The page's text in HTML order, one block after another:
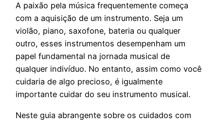
A paixão pela música frequentemente começa
com a aquisição de um instrumento. Seja um
violão, piano, saxofone, bateria ou qualquer
outro, esses instrumentos desempenham um
papel fundamental na jornada musical de
qualquer indivíduo. No entanto, assim como você
cuidaria de algo precioso, é igualmente
importante cuidar do seu instrumento musical.
Neste guia abrangente sobre os cuidados com